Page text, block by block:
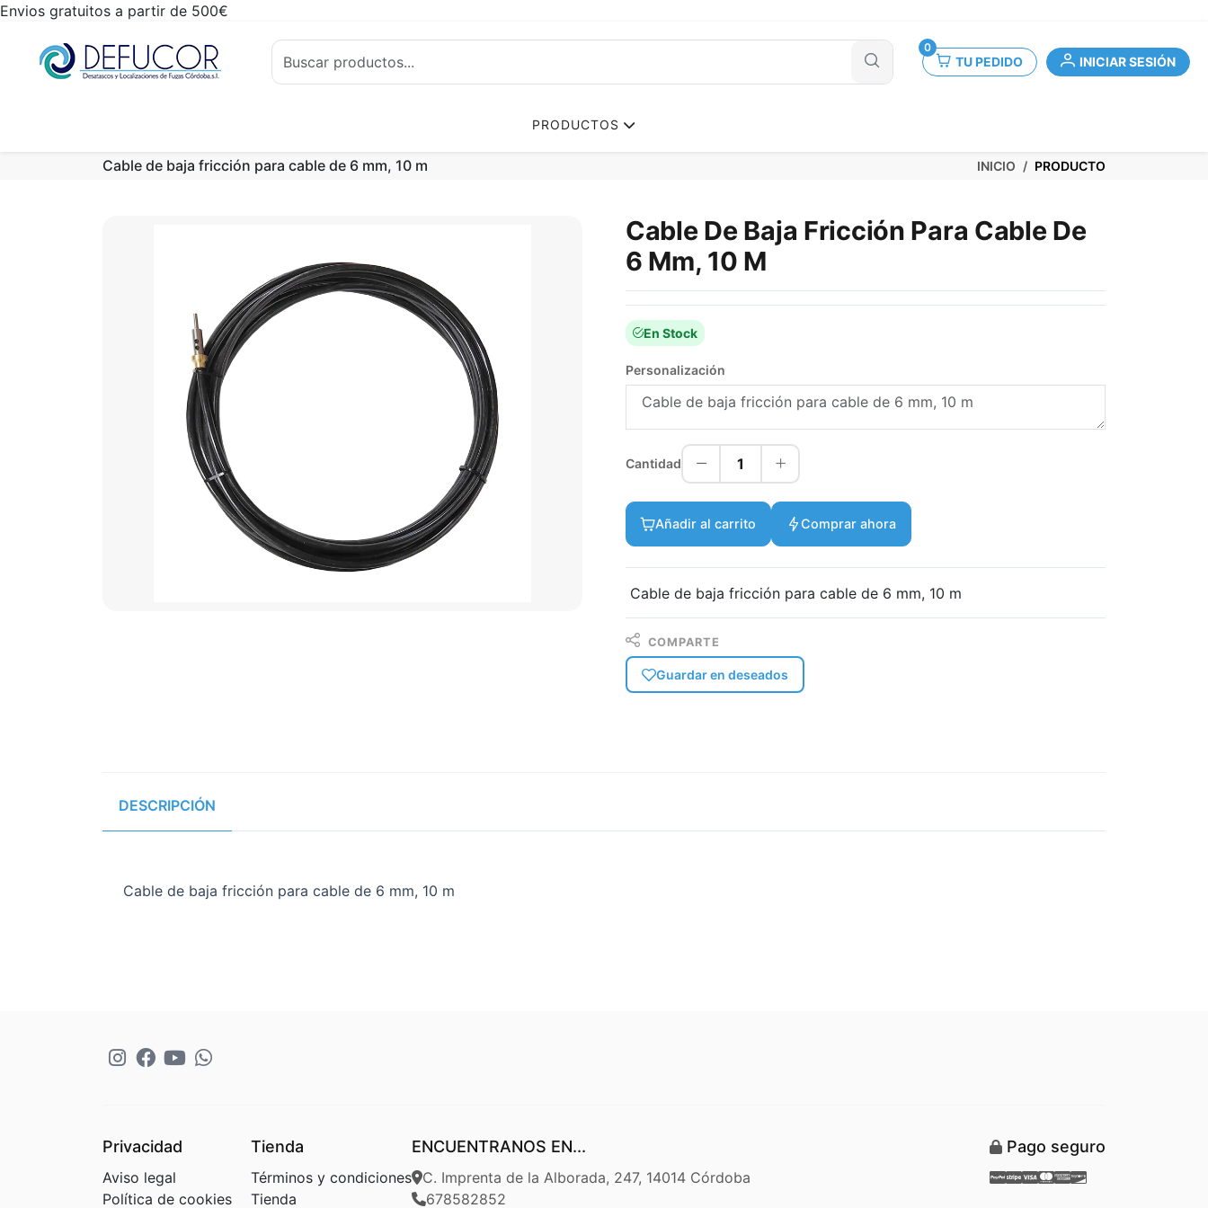
Envios gratuitos a partir de 500€
0
TU PEDIDO INICIAR SESIÓN
PRODUCTOS
Cable de baja fricción para cable de 6 mm, 10 m INICIO PRODUCTO
Cable De Baja Fricción Para Cable De
6 Mm, 10 M
En Stock
Personalización
Cantidad 1
Añadir al carrito Comprar ahora
Cable de baja fricción para cable de 6 mm, 10 m
COMPARTE
Guardar en deseados
DESCRIPCIÓN
Cable de baja fricción para cable de 6 mm, 10 m
Privacidad
Aviso legal
Política de cookies
Tienda
Términos y condiciones
Tienda
ENCUENTRANOS EN...
C. Imprenta de la Alborada, 247, 14014 Córdoba
678582852
Pago seguro
Paypal
Stripe
VisaMastercard
American Express
Discover